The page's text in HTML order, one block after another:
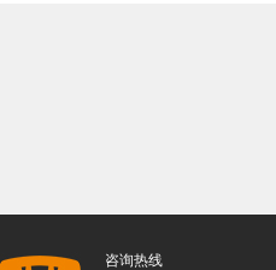
咨询热线